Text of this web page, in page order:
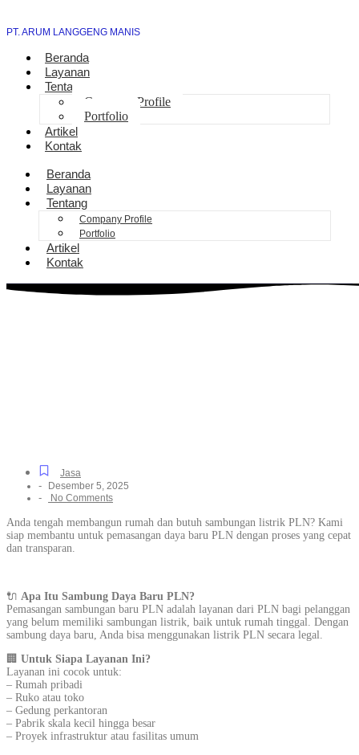
PT. ARUM LANGGENG MANIS
Beranda
Layanan
Tentang
Company Profile
Portfolio
Artikel
Kontak
Beranda
Layanan
Tentang
Company Profile
Portfolio
Artikel
Kontak
Jasa
- Desember 5, 2025
- No Comments
Anda tengah membangun rumah dan butuh sambungan listrik PLN? Kami
siap membantu untuk pemasangan daya baru PLN dengan proses yang cepat
dan transparan.
🔌 Apa Itu Sambung Daya Baru PLN?
Pemasangan sambungan baru PLN adalah layanan dari PLN bagi pelanggan
yang belum memiliki sambungan listrik, baik untuk rumah tinggal. Dengan
sambung daya baru, Anda bisa menggunakan listrik PLN secara legal.
🏢 Untuk Siapa Layanan Ini?
Layanan ini cocok untuk:
– Rumah pribadi
– Ruko atau toko
– Gedung perkantoran
– Pabrik skala kecil hingga besar
– Proyek infrastruktur atau fasilitas umum